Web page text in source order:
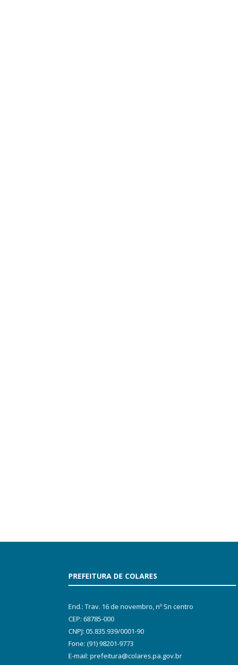
PREFEITURA DE COLARES
End.: Trav. 16 de novembro, nº Sn centro
CEP: 68785-000
CNPJ: 05.835.939/0001-90
Fone: (91) 98201-9773
E-mail: prefeitura@colares.pa.gov.br